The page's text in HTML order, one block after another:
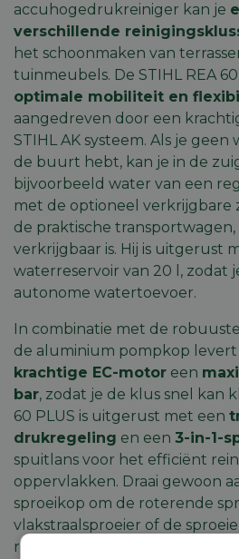
accuhogedrukreiniger kan je
verschillende
het schoonmaken van
tuinmeubels. De STIHL REA
optimale mobiliteit en
aangedreven door een
STIHL AK systeem. Als je geen
de buurt hebt, kan je in de
bijvoorbeeld water van een
met de optioneel verkrijgbare
de praktische transportwagen,
verkrijgbaar is. Hij is uitgerust
waterreservoir van 20 l, zodat
autonome watertoevoer.
In combinatie met de
de aluminium pompkop levert
krachtige EC-motor een
bar, zodat je de klus snel kan
60 PLUS is uitgerust met een
drukregeling en een 3-in-1-
spuitlans voor het efficiënt
oppervlakken. Draai gewoon
sproeikop om de roterende
vlakstraalsproeier of de
reinigingsmiddel te selecteren.